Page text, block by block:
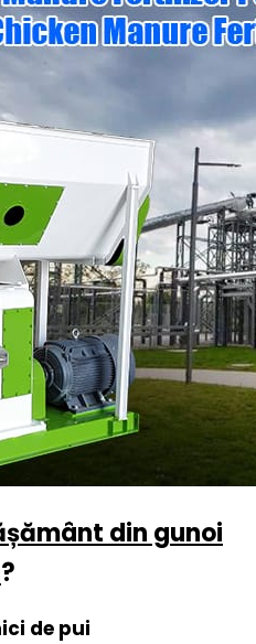
din gunoi
?
de pui